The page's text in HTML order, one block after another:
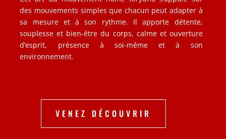
des mouvements simples que chacun peut adapter à
sa mesure et à son rythme. Il apporte détente,
souplesse et bien-être du corps, calme et ouverture
d’esprit, présence à soi-même et à son
environnement.
VENEZ DÉCOUVRIR